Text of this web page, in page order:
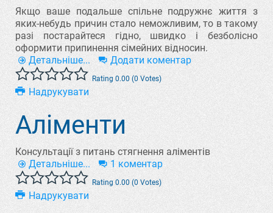
Якщо ваше подальше спільне подружнє життя з
яких-небудь причин стало неможливим, то в такому
разі постарайтеся гідно, швидко і безболісно
оформити припинення сімейних відносин.
Детальніше...
Додати коментар
Rating 0.00 (0 Votes)
Надрукувати
Аліменти
Консультації з питань стягнення аліментів
Детальніше...
1 коментар
Rating 0.00 (0 Votes)
Надрукувати